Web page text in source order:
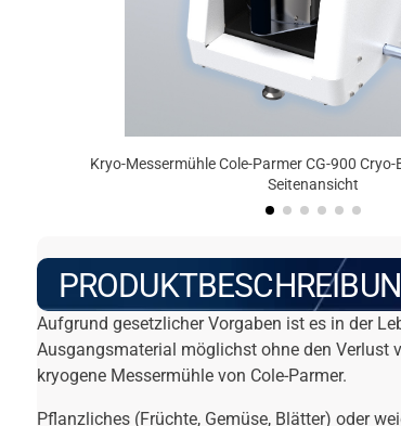
Kryo-Messermühle Cole-Parmer CG-900
Seitenansicht
Aufgrund gesetzlicher Vorgaben ist es in der
Ausgangsmaterial möglichst ohne den Verlust
kryogene Messermühle von Cole-Parmer.
Pflanzliches (Früchte, Gemüse, Blätter) oder